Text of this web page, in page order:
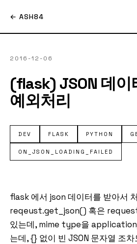
← ASH84
2016-12-06
(flask) JSON 데이
예외처리
DEV FLASK PYTHON
ON_JSON_LOADING_FAILED
flask 에서 json 데이터를 받아서
reqeust.get_json() 혹은
있는데, mime type을
는데, {} 없이 빈 JSON 문자열 조